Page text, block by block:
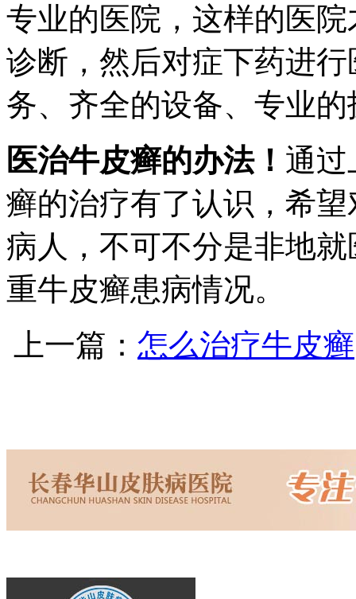
专业的医院，这样的医
诊断，然后对症下药进
务、齐全的设备、专业
医治牛皮癣的办法！ 通过
癣的治疗有了认识，希
病人，不可不分是非地
重牛皮癣患病情况。
上一篇： 怎么治疗牛皮癣